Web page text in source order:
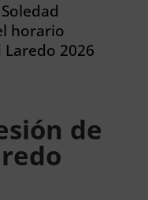
horario
Laredo 2026
de